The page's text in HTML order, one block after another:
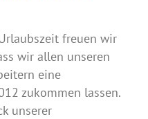
freuen wir
wir allen unseren
eine
zukommen lassen.
unserer